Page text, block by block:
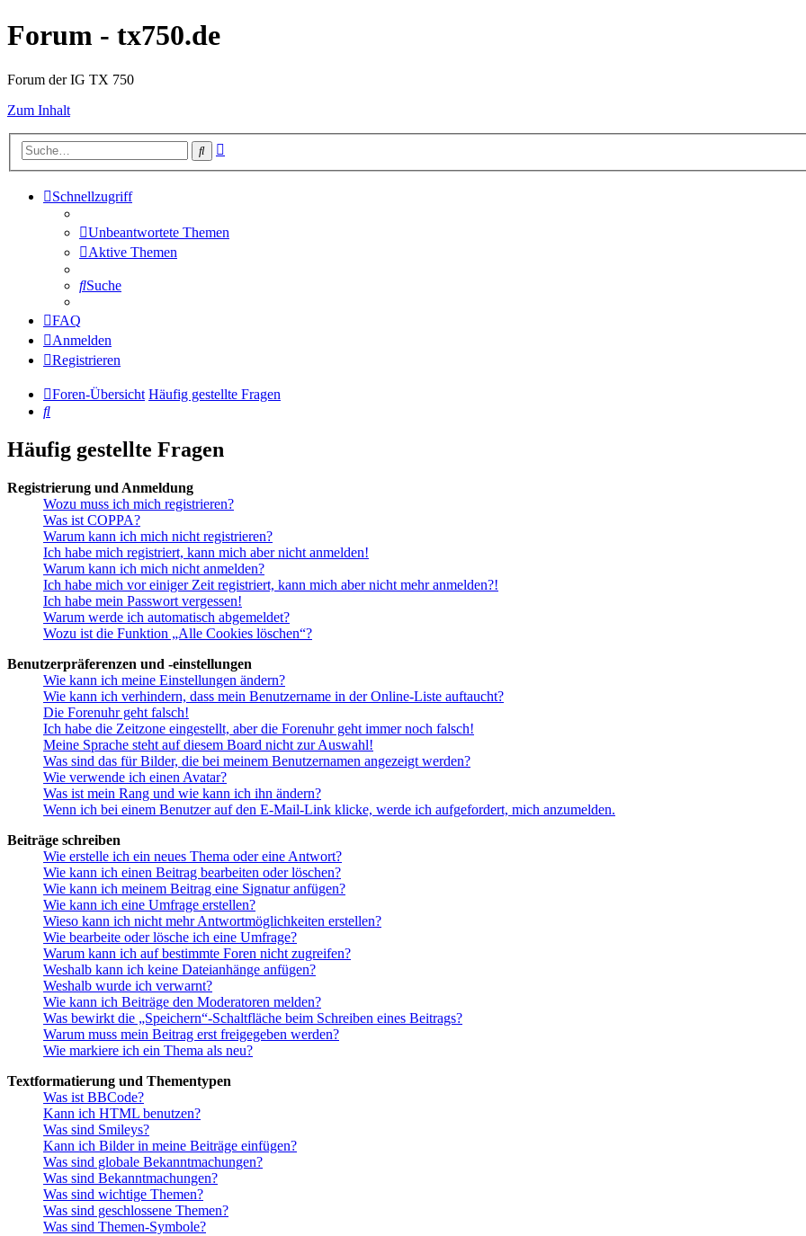
Forum - tx750.de
Forum der IG TX 750
Zum Inhalt
Suche
Schnellzugriff
Unbeantwortete Themen
Aktive Themen
Suche
FAQ
Anmelden
Registrieren
Foren-Übersicht Häufig gestellte Fragen
Suche
Häufig gestellte Fragen
Registrierung und Anmeldung
Wozu muss ich mich registrieren?
Was ist COPPA?
Warum kann ich mich nicht registrieren?
Ich habe mich registriert, kann mich aber nicht anmelden!
Warum kann ich mich nicht anmelden?
Ich habe mich vor einiger Zeit registriert, kann mich aber nicht mehr anmelden?!
Ich habe mein Passwort vergessen!
Warum werde ich automatisch abgemeldet?
Wozu ist die Funktion „Alle Cookies löschen“?
Benutzerpräferenzen und -einstellungen
Wie kann ich meine Einstellungen ändern?
Wie kann ich verhindern, dass mein Benutzername in der Online-Liste auftaucht?
Die Forenuhr geht falsch!
Ich habe die Zeitzone eingestellt, aber die Forenuhr geht immer noch falsch!
Meine Sprache steht auf diesem Board nicht zur Auswahl!
Was sind das für Bilder, die bei meinem Benutzernamen angezeigt werden?
Wie verwende ich einen Avatar?
Was ist mein Rang und wie kann ich ihn ändern?
Wenn ich bei einem Benutzer auf den E-Mail-Link klicke, werde ich aufgefordert, mich anzumelden.
Beiträge schreiben
Wie erstelle ich ein neues Thema oder eine Antwort?
Wie kann ich einen Beitrag bearbeiten oder löschen?
Wie kann ich meinem Beitrag eine Signatur anfügen?
Wie kann ich eine Umfrage erstellen?
Wieso kann ich nicht mehr Antwortmöglichkeiten erstellen?
Wie bearbeite oder lösche ich eine Umfrage?
Warum kann ich auf bestimmte Foren nicht zugreifen?
Weshalb kann ich keine Dateianhänge anfügen?
Weshalb wurde ich verwarnt?
Wie kann ich Beiträge den Moderatoren melden?
Was bewirkt die „Speichern“-Schaltfläche beim Schreiben eines Beitrags?
Warum muss mein Beitrag erst freigegeben werden?
Wie markiere ich ein Thema als neu?
Textformatierung und Thementypen
Was ist BBCode?
Kann ich HTML benutzen?
Was sind Smileys?
Kann ich Bilder in meine Beiträge einfügen?
Was sind globale Bekanntmachungen?
Was sind Bekanntmachungen?
Was sind wichtige Themen?
Was sind geschlossene Themen?
Was sind Themen-Symbole?